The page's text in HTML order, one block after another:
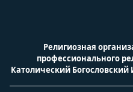
Религиозная
профессионального
Католический Богословский